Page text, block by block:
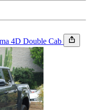
4D Double Cab